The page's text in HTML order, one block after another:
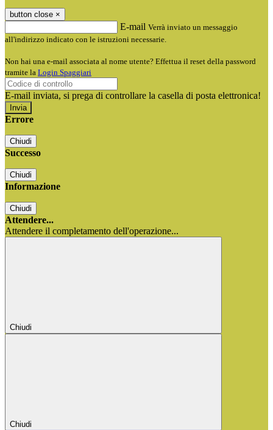
button close ×
E-mail Verrà inviato un messaggio
all'indirizzo indicato con le istruzioni necessarie.
Non hai una e-mail associata al nome utente? Effettua il reset della password
tramite la Login Spaggiari
E-mail inviata, si prega di controllare la casella di posta elettronica!
Errore
Chiudi
Successo
Chiudi
Informazione
Chiudi
Attendere...
Attendere il completamento dell'operazione...
Chiudi
Chiudi